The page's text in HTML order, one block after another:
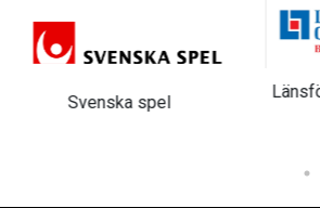
Länsförsäkringar Göinge-
Kristianstad